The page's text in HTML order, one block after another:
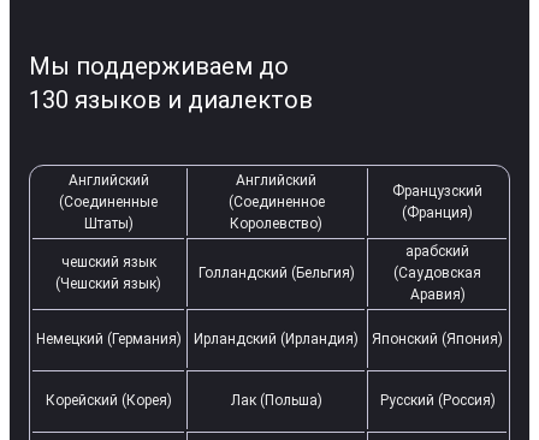
Мы поддерживаем до
130 языков и диалектов
Английский
(Соединенные
Штаты)
Английский
(Соединенное
Королевство)
Французский
(Франция)
чешский язык
(Чешский язык)
Голландский (Бельгия)
арабский
(Саудовская
Аравия)
Немецкий (Германия) Ирландский (Ирландия) Японский (Япония)
Корейский (Корея) Лак (Польша) Русский (Россия)